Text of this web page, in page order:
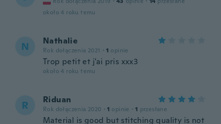
około 4 roku temu
N Nathalie
Rok dołączenia 2021 · 1 opinie
Trop petit et j'ai pris xxx3
około 4 roku temu
R Riduan
Rok dołączenia 2020 · 1 opinie · 1 przesłane
Material is good but stitching quality is not